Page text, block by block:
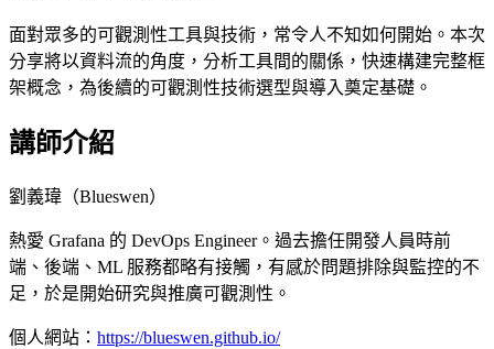
面對眾多的可觀測性工具與技術，常令人不知如何開始。本次
分享將以資料流的角度，分析工具間的關係，快速構建完整框
架概念，為後續的可觀測性技術選型與導入奠定基礎。
講師介紹
劉義瑋（Blueswen）
熱愛 Grafana 的 DevOps Engineer。過去擔任開發人員時前
端、後端、ML 服務都略有接觸，有感於問題排除與監控的不
足，於是開始研究與推廣可觀測性。
個人網站： https://blueswen.github.io/